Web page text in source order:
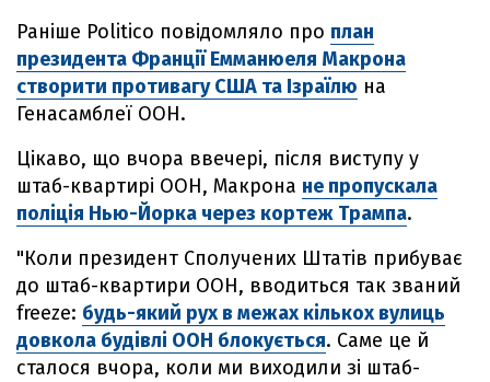
Раніше Politico повідомляло про план
президента Франції Емманюеля Макрона
створити противагу США та Ізраїлю на
Генасамблеї ООН.
Цікаво, що вчора ввечері, після виступу у
штаб-квартирі ООН, Макрона не пропускала
поліція Нью-Йорка через кортеж Трампа.
"Коли президент Сполучених Штатів прибуває
до штаб-квартири ООН, вводиться так званий
freeze: будь-який рух в межах кількох вулиць
довкола будівлі ООН блокується. Саме це й
сталося вчора, коли ми виходили зі штаб-